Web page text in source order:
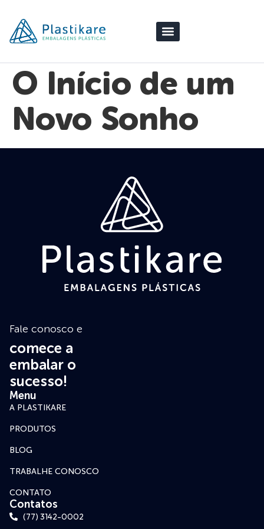
O Início de um
Novo Sonho
Fale conosco e
comece a
embalar o
sucesso!
Menu
A PLASTIKARE
PRODUTOS
BLOG
TRABALHE CONOSCO
CONTATO
Contatos
(77) 3142-0002